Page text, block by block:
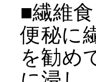
■繊維食
便秘に
を勧め